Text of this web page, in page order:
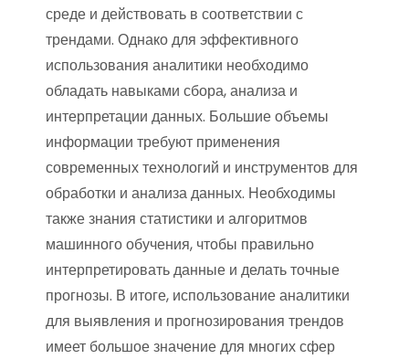
среде и действовать в соответствии с
трендами. Однако для эффективного
использования аналитики необходимо
обладать навыками сбора, анализа и
интерпретации данных. Большие объемы
информации требуют применения
современных технологий и инструментов для
обработки и анализа данных. Необходимы
также знания статистики и алгоритмов
машинного обучения, чтобы правильно
интерпретировать данные и делать точные
прогнозы. В итоге, использование аналитики
для выявления и прогнозирования трендов
имеет большое значение для многих сфер